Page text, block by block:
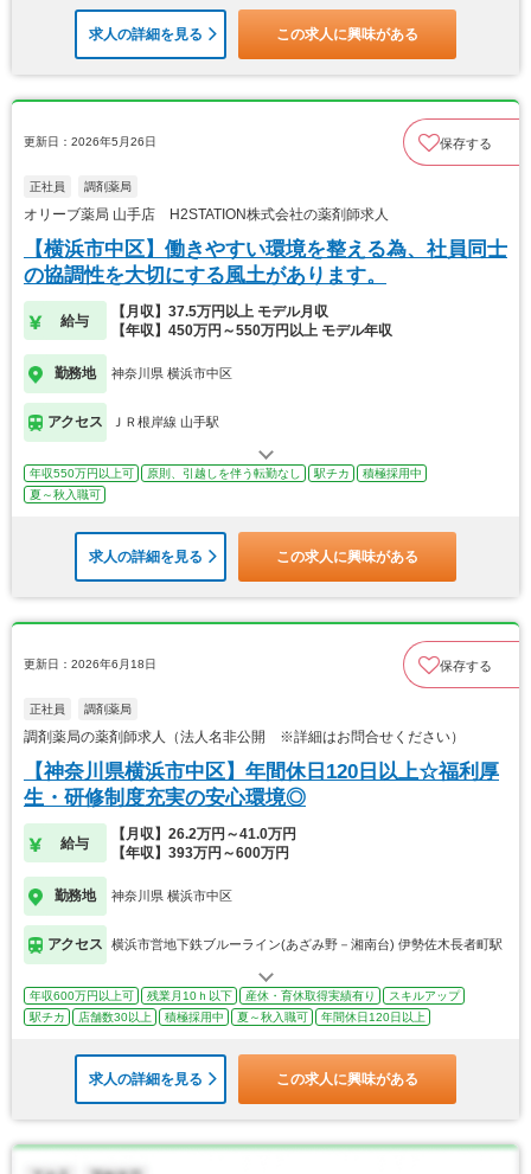
求人の詳細を見る この求人に興味がある
更新日：2026年5月26日 保存する
正社員 調剤薬局
オリーブ薬局 山手店 H2STATION株式会社の薬剤師求人
【横浜市中区】働きやすい環境を整える為、社員同士
の協調性を大切にする風土があります。
給与
【月収】37.5万円以上 モデル月収
【年収】450万円～550万円以上 モデル年収
勤務地 神奈川県 横浜市中区
アクセス ＪＲ根岸線 山手駅
年収550万円以上可 原則、引越しを伴う転勤なし 駅チカ
積極採用中
夏～秋入職可
求人の詳細を見る この求人に興味がある
更新日：2026年6月18日 保存する
正社員 調剤薬局
調剤薬局の薬剤師求人（法人名非公開 ※詳細はお問合せください）
【神奈川県横浜市中区】年間休日120日以上☆福利厚
生・研修制度充実の安心環境◎
給与
【月収】26.2万円～41.0万円
【年収】393万円～600万円
勤務地 神奈川県 横浜市中区
アクセス 横浜市営地下鉄ブルーライン(あざみ野－湘南台) 伊勢佐木長者町駅
年収600万円以上可 残業月10ｈ以下 産休・育休取得実績有り
スキルアップ
駅チカ
店舗数30以上 積極採用中 夏～秋入職可 年間休日120日以上
求人の詳細を見る この求人に興味がある